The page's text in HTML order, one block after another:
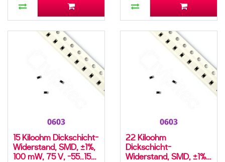
15 Kiloohm Dickschicht-
Widerstand, SMD, ±1%,
100 mW, 75 V, -55..155
22 Kiloohm
Dickschicht-
Widerstand, SMD, ±1%,